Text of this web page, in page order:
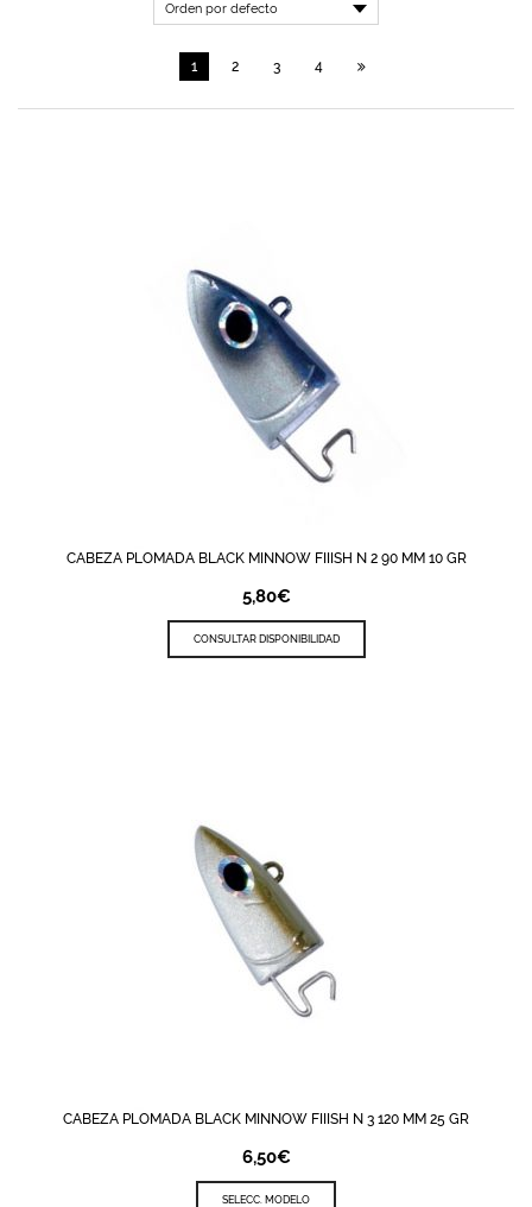
1 2 3 4
CABEZA PLOMADA BLACK MINNOW FIIISH N 2 90 MM 10 GR
5,80€
CONSULTAR DISPONIBILIDAD
CABEZA PLOMADA BLACK MINNOW FIIISH N 3 120 MM 25 GR
6,50€
SELECC. MODELO